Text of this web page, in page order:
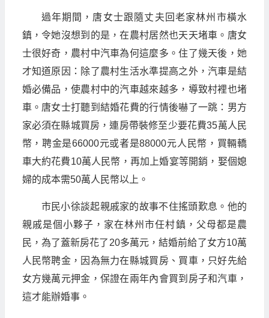
過年期間，唐女士跟隨丈夫回老家林州市橫水
鎮，令她沒想到的是，在農村居然也天天堵車。唐女
士很好奇，農村中汽車為何這麼多。住了幾天後，她
才知道原因：除了農村生活水準提高之外，汽車是結
婚必備品，使農村中的汽車越來越多，導致村裡也堵
車。唐女士打聽到結婚花費的行情後嚇了一跳：男方
家必須在縣城買房，連房帶裝修至少要花費35萬人民
幣，聘金是66000元或者是88000元人民幣，買輛轎
車大約花費10萬人民幣，再加上婚宴等開銷，娶個媳
婦的成本需50萬人民幣以上。
市民小徐談起親戚家的故事不住搖頭歎息。他的
親戚是個小夥子，家在林州市任村鎮，父母都是農
民，為了蓋新房花了20多萬元，結婚前給了女方10萬
人民幣聘金，因為無力在縣城買房、買車，只好先給
女方幾萬元押金，保證在兩年內會買到房子和汽車，
這才能辦婚事。